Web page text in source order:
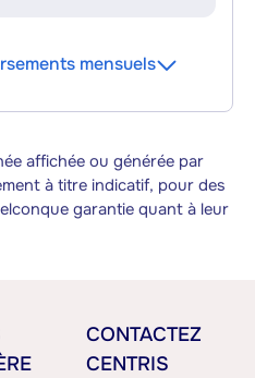
mensuels
affichée ou générée par
à titre indicatif, pour des
garantie quant à leur
CONTACTEZ
CENTRIS